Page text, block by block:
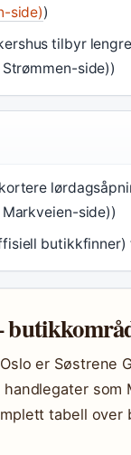
side))
tilbyr
side))
side))
er Søstrene
som
tabell over